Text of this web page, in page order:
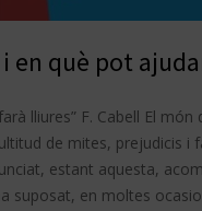
en què pot
lliures” F. Cabell El
de mites, prejudicis i
estant aquesta,
suposat, en moltes